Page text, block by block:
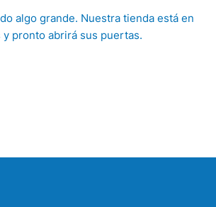
algo grande. Nuestra tienda está en
y pronto abrirá sus puertas.